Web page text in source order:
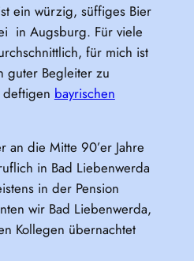
ein würzig, süffiges Bier
in Augsburg. Für viele
für mich ist
guter Begleiter zu
bayrischen
an die Mitte 90’er Jahre
in Bad Liebenwerda
in der Pension
wir Bad Liebenwerda,
Kollegen übernachtet